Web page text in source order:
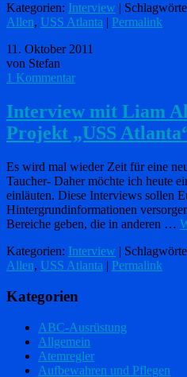
Kategorien: Interview |
Allen, USS Atlanta | Permalink
11. Oktober 2011
von Stefan
1 Kommentar
Interview mit Liam
Projekt „USS
Es wird mal wieder Zeit für eine
Taucher- Daher möchte ich heute
einläuten. Diese Interviews sollen
Hintergrundinformationen
Bereiche geben, die in anderen …
Kategorien: Interview |
Allen, USS Atlanta | Permalink
Kategorien
ABC-Ausrüstung
Allgemein
Atemregler
Aufbewahren und Pflegen